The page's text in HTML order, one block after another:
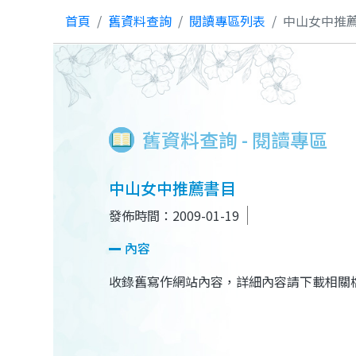
首頁 舊資料查詢 閱讀專區列表 中山女中推
舊資料查詢 - 閱讀專區
中山女中推薦書目
發佈時間：2009-01-19
內容
收錄舊寫作網站內容，詳細內容請下載相關